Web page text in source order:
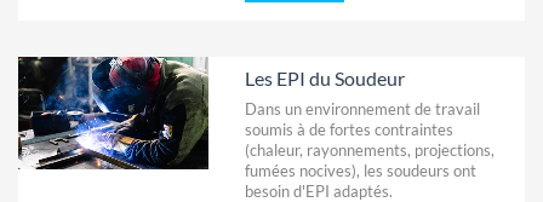
Les EPI du Soudeur
Dans un environnement de travail
soumis à de fortes contraintes
(chaleur, rayonnements, projections,
fumées nocives), les soudeurs ont
besoin d'EPI adaptés.